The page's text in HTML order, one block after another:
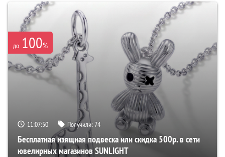
до 100%
11:07:49 Получили:74
Бесплатная изящная подвеска или скидка 500р. в сети
ювелирных магазинов SUNLIGHT